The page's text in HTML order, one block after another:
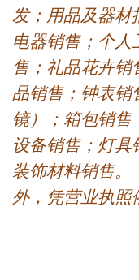
发；用品及器材
电器销售；个人
售；礼品花卉
品销售；钟表销
镜）；箱包销售
设备销售；灯具
装饰材料销售。
外，凭营业执照